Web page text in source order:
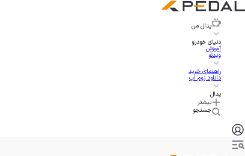
پدال من
دنیای خودرو
آموزش
ویدئو
راهنمای خرید
دانلود زوم اپ
پدال
بیشتر
جستجو